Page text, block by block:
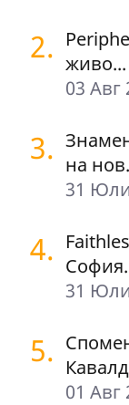
2. живо...
03 Авг
3. на
31
4.
31
5.
01 Авг